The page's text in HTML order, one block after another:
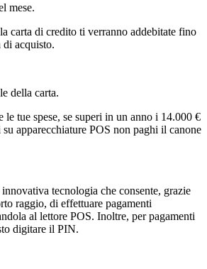
mese.
carta di credito ti verranno addebitate fino
di acquisto.
della carta.
le tue spese, se superi in un anno i 14.000 €
apparecchiature POS non paghi il canone
tecnologia che consente, grazie
raggio, di effettuare pagamenti
al lettore POS. Inoltre, per pagamenti
digitare il PIN.